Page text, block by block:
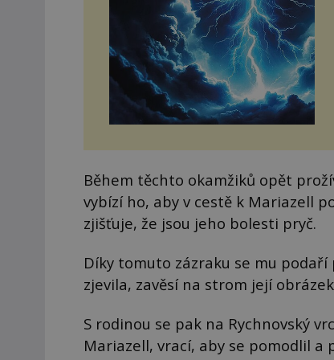
Během těchto okamžiků opět
vybízí ho, aby v cestě k Mariazell
zjišťuje, že jsou jeho bolesti pryč.
Díky tomuto zázraku se mu
zjevila, zavěsí na strom její
S rodinou se pak na Rychnovský
Mariazell, vrací, aby se pomodlil a